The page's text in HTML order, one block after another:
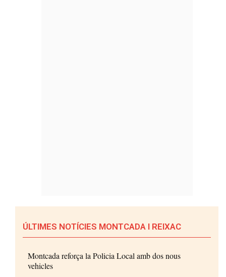
ÚLTIMES NOTÍCIES MONTCADA I REIXAC
Montcada reforça la Policia Local amb dos nous
vehicles